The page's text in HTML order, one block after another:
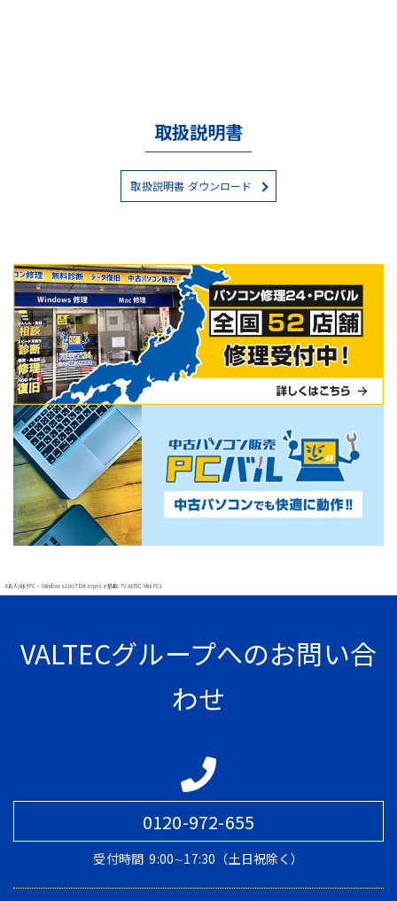
取扱説明書
取扱説明書 ダウンロード
#法人向けPC・Windows11IoT Enterprise搭載「VALTEC Mini PC」
VALTECグループへのお問い合
わせ
0120-972-655
受付時間 9:00∼17:30（土日祝除く）